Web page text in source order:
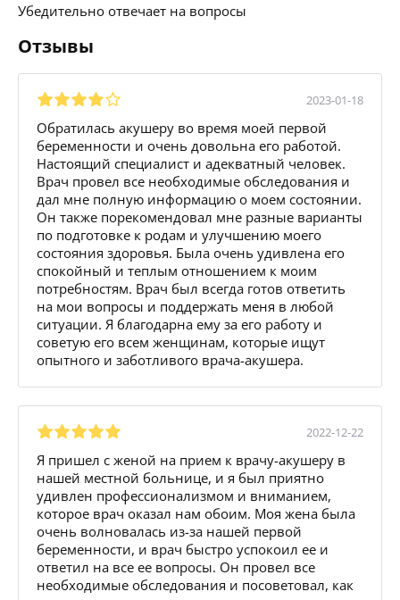
Убедительно отвечает на вопросы
Отзывы
2023-01-18
Обратилась акушеру во время моей первой
беременности и очень довольна его работой.
Настоящий специалист и адекватный человек.
Врач провел все необходимые обследования и
дал мне полную информацию о моем состоянии.
Он также порекомендовал мне разные варианты
по подготовке к родам и улучшению моего
состояния здоровья. Была очень удивлена его
спокойный и теплым отношением к моим
потребностям. Врач был всегда готов ответить
на мои вопросы и поддержать меня в любой
ситуации. Я благодарна ему за его работу и
советую его всем женщинам, которые ищут
опытного и заботливого врача-акушера.
2022-12-22
Я пришел с женой на прием к врачу-акушеру в
нашей местной больнице, и я был приятно
удивлен профессионализмом и вниманием,
которое врач оказал нам обоим. Моя жена была
очень волновалась из-за нашей первой
беременности, и врач быстро успокоил ее и
ответил на все ее вопросы. Он провел все
необходимые обследования и посоветовал, как